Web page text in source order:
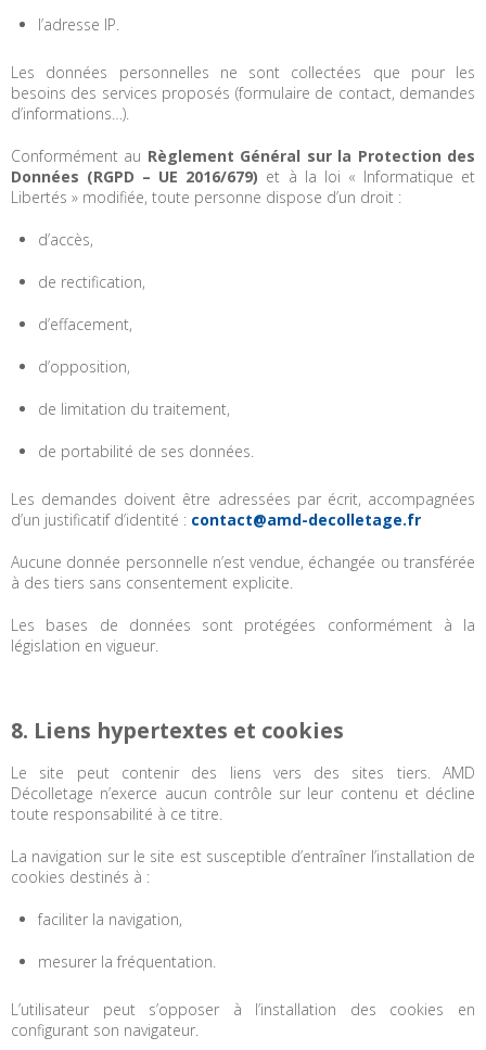
l’adresse IP.
Les données personnelles ne sont collectées que pour les
besoins des services proposés (formulaire de contact, demandes
d’informations…).
Conformément au Règlement Général sur la Protection des
Données (RGPD – UE 2016/679) et à la loi « Informatique et
Libertés » modifiée, toute personne dispose d’un droit :
d’accès,
de rectification,
d’effacement,
d’opposition,
de limitation du traitement,
de portabilité de ses données.
Les demandes doivent être adressées par écrit, accompagnées
d’un justificatif d’identité : contact@amd-decolletage.fr
Aucune donnée personnelle n’est vendue, échangée ou transférée
à des tiers sans consentement explicite.
Les bases de données sont protégées conformément à la
législation en vigueur.
8. Liens hypertextes et cookies
Le site peut contenir des liens vers des sites tiers. AMD
Décolletage n’exerce aucun contrôle sur leur contenu et décline
toute responsabilité à ce titre.
La navigation sur le site est susceptible d’entraîner l’installation de
cookies destinés à :
faciliter la navigation,
mesurer la fréquentation.
L’utilisateur peut s’opposer à l’installation des cookies en
configurant son navigateur.